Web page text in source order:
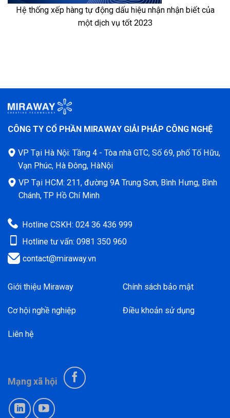
Hệ thống xếp hàng tự động dấu hiệu nhận nhận biết của
một dịch vụ tốt 2023
CÔNG TY CỔ PHẦN MIRAWAY GIẢI PHÁP CÔNG NGHỆ
VP Tại Hà Nội: Tầng 4 - Tòa nhà GTC, Số 69, phố Tố Hữu,
Vạn Phúc, Hà Đông, HàNội
VP Tại HCM: 211, đường 9A Trung Sơn, Bình Hưng, Bình
Chánh, TP Hồ Chí Minh
Hotline CSKH: 024 36 436 999
Hotline tư vấn: 0981 350 960
contact@miraway.vn
Giới thiệu Miraway
Cơ hội nghề nghiệp
Liên hệ
Chính sách bảo mật
Điều khoản sử dụng
Mạng xã hội